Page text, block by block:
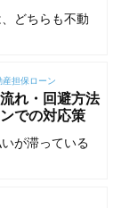
どちらも不動
担保ローン
れ・回避方法
での対応策
が滞っている